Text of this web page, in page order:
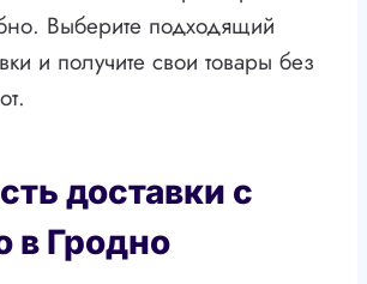
Выберите подходящий
и получите свои товары без
доставки с
в Гродно